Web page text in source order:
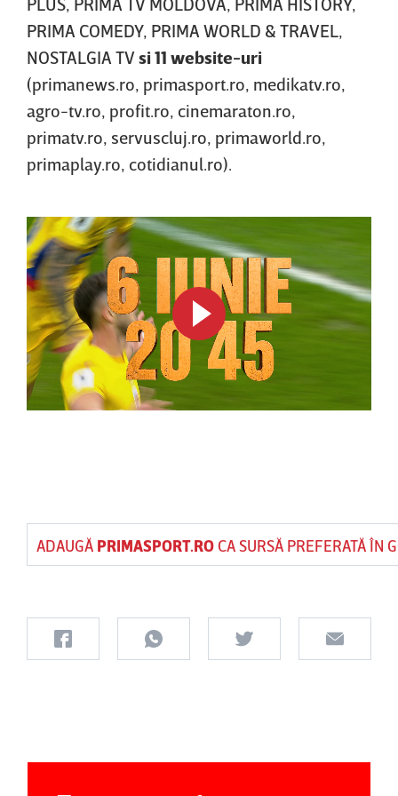
PRIMA COMEDY, PRIMA WORLD & TRAVEL,
NOSTALGIA TV si 11 website-uri
(primanews.ro, primasport.ro, medikatv.ro,
agro-tv.ro, profit.ro, cinemaraton.ro,
primatv.ro, servuscluj.ro, primaworld.ro,
primaplay.ro, cotidianul.ro).
ADAUGĂ PRIMASPORT.ROCA SURSĂ PREFERATĂ ÎN